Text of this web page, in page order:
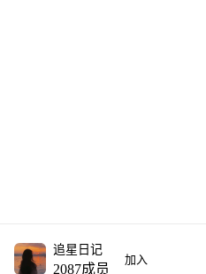
追星日记
2087成员
加入